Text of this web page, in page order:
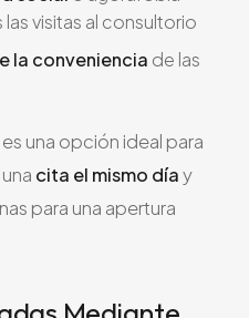
visitas al consultorio
la conveniencia de las
una opción ideal para
cita el mismo díay
para una apertura